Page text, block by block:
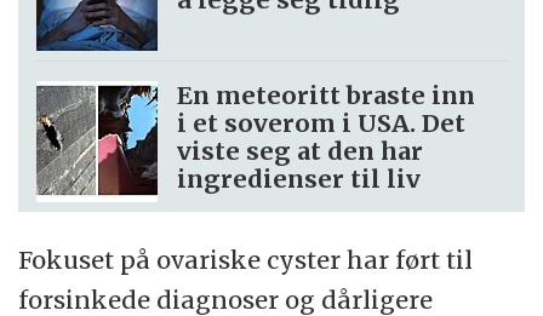
En meteoritt braste inn
i et soverom i USA. Det
viste seg at den har
ingredienser til liv
Fokuset på ovariske cyster har ført til
forsinkede diagnoser og dårligere